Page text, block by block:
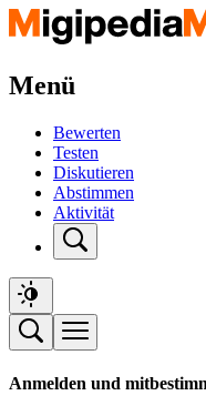
Menü
Bewerten
Testen
Diskutieren
Abstimmen
Aktivität
Anmelden und